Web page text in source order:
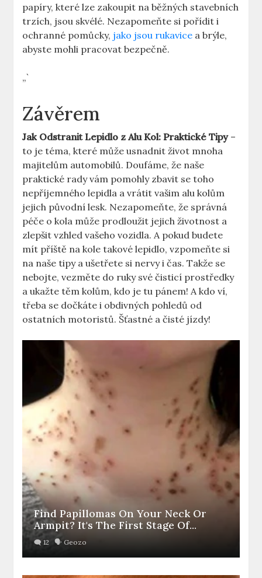
papíry, které lze zakoupit na běžných stavebních
trzích, ⁢jsou skvélé. Nezapomeňte si pořídit i⁣
ochranné⁤ pomůcky, jako jsou rukavice a brýle,
abyste mohli pracovat bezpečně.
„` ⁤
Závěrem
Jak Odstranit Lepidlo z Alu⁤ Kol: Praktické Tipy–
to je téma, které může usnadnit ​život mnoha
majitelům automobilů. Doufáme, že⁢ naše
praktické⁤ rady vám pomohly zbavit se toho
nepříjemného ‍lepidla ⁣a vrátit⁢ vašim alu kolům
jejich původní lesk. Nezapomeňte, že správná
péče o kola může prodloužit jejich životnost a
zlepšit vzhled vašeho vozidla.⁢ A pokud budete
mít příště‌ na kole takové lepidlo, vzpomeňte si
na naše tipy a ušetřete si nervy ‍i čas. ⁤Takže se
nebojte, vezměte do ruky své čisticí prostředky
a ukažte těm kolům, kdo je tu pánem! A kdo ví,
třeba ⁢se dočkáte i obdivných pohledů od
ostatních motoristů.⁣ Šťastné a čisté‌ jízdy!
Find Papillomas On Your Neck Or
Armpit? It's The First Stage Of...